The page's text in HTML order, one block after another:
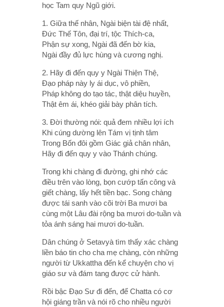
học Tam quy Ngũ giới.
1. Giữa thế nhân, Ngài biện tài đệ nhất,
Ðức Thế Tôn, đại trí, tộc Thích-ca,
Phận sự xong, Ngài đã đến bờ kia,
Ngài đầy đủ lực hùng và cương nghị.
2. Hãy đi đến quy y Ngài Thiện Thệ,
Ðạo pháp này ly ái dục, vô phiền,
Pháp không do tạo tác, thật diệu huyền,
Thật êm ái, khéo giải bày phân tích.
3. Ðời thường nói: quả đem nhiều lợi ích
Khi cúng dường lên Tám vị tịnh tâm
Trong Bốn đôi gồm Giác giả chân nhân,
Hãy đi đến quy y vào Thánh chúng.
Trong khi chàng đi đường, ghi nhớ các
điều trên vào lòng, bọn cướp tấn công và
giết chàng, lấy hết tiền bạc. Song chàng
được tái sanh vào cõi trời Ba mươi ba
cùng một Lâu đài rộng ba mươi do-tuần và
tỏa ánh sáng hai mươi do-tuần.
Dân chúng ở Setavyà tìm thấy xác chàng
liền báo tin cho cha mẹ chàng, còn những
người từ Ukkattha đến kể chuyện cho vị
giáo sư và đám tang được cử hành.
Rồi bậc Ðạo Sư đi đến, để Chatta có cơ
hội giáng trần và nói rõ cho nhiều người